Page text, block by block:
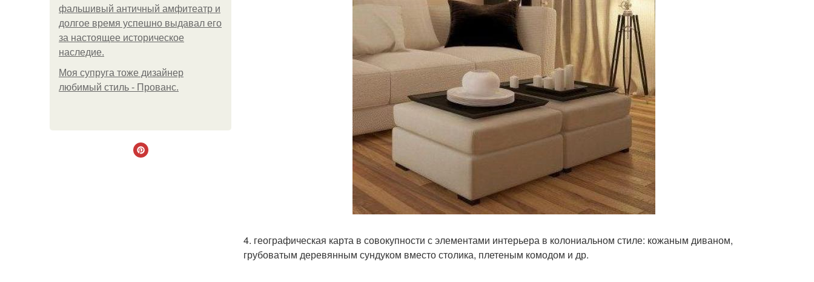
фальшивый античный амфитеатр и
долгое время успешно выдавал его
за настоящее историческое
наследие.
Моя супруга тоже дизайнер
любимый стиль - Прованс.
4. географическая карта в совокупности с элементами интерьера в колониальном стиле: кожаным диваном,
грубоватым деревянным сундуком вместо столика, плетеным комодом и др.